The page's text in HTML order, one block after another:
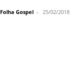
Folha Gospel - 25/02/2018